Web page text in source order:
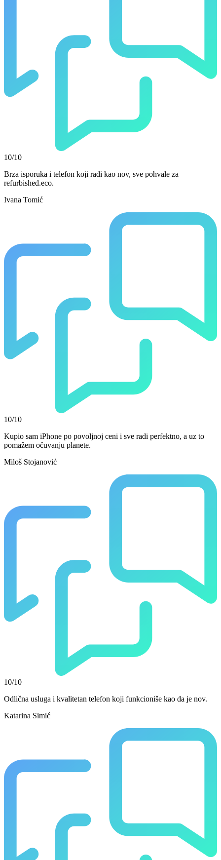
10/10
Brza isporuka i telefon koji radi kao nov, sve pohvale za
refurbished.eco.
Ivana Tomić
10/10
Kupio sam iPhone po povoljnoj ceni i sve radi perfektno, a uz to
pomažem očuvanju planete.
Miloš Stojanović
10/10
Odlična usluga i kvalitetan telefon koji funkcioniše kao da je nov.
Katarina Simić